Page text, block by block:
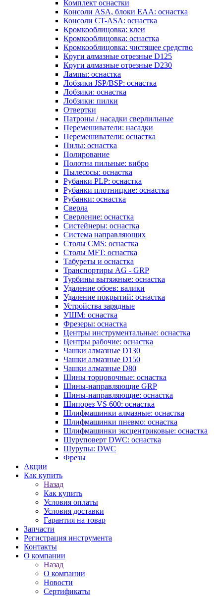
Комплект оснастки
Консоли ASA, блоки EAA: оснастка
Консоли CT-ASA: оснастка
Кромкооблицовка: клеи
Кромкооблицовка: оснастка
Кромкооблицовка: чистящее средство
Круги алмазные отрезные D125
Круги алмазные отрезные D230
Лампы: оснастка
Лобзики JSP/BSP: оснастка
Лобзики: оснастка
Лобзики: пилки
Отвертки
Патроны / насадки сверлильные
Перемешиватели: насадки
Перемешиватели: оснастка
Пилы: оснастка
Полирование
Полотна пильные: вибро
Пылесосы: оснастка
Рубанки PLP: оснастка
Рубанки плотницкие: оснастка
Рубанки: оснастка
Сверла
Сверление: оснастка
Систейнеры: оснастка
Система направляющих
Столы CMS: оснастка
Столы MFT: оснастка
Табуреты и оснастка
Транспортиры AG - GRP
Турбины вытяжные: оснастка
Удаление обоев: валики
Удаление покрытий: оснастка
Устройства зарядные
УШМ: оснастка
Фрезеры: оснастка
Центры инструментальные: оснастка
Центры рабочие: оснастка
Чашки алмазные D130
Чашки алмазные D150
Чашки алмазные D80
Шины торцовочные: оснастка
Шины-направляющие GRP
Шины-направляющие: оснастка
Шипорез VS 600: оснастка
Шлифмашинки алмазные: оснастка
Шлифмашинки пневмо: оснастка
Шлифмашинки эксцентриковые: оснастка
Шуруповерт DWC: оснастка
Шурупы: DWC
Фрезы
Акции
Как купить
Назад
Как купить
Условия оплаты
Условия доставки
Гарантия на товар
Запчасти
Регистрация инструмента
Контакты
О компании
Назад
О компании
Новости
Сертификаты